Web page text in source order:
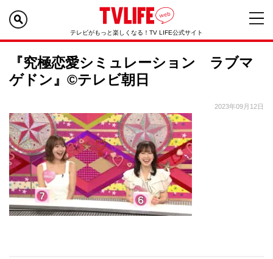
テレビがもっと楽しくなる！TV LIFE公式サイト
『究極恋愛シミュレーション ラブマ
ゲドン』©テレビ朝日
2023年09月12日